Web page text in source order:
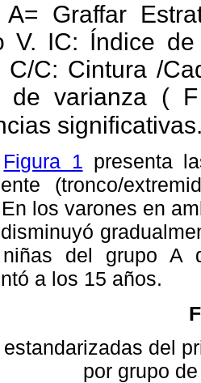
A= Graffar
V. IC: Índice
C/C: Cintura /
de varianza (
Figura 1 presenta
(tronco/
los varones en
del grupo A
a los 15 años.
del
por grupo